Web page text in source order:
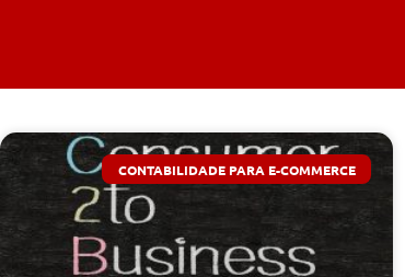
CONTABILIDADE PARA E-COMMERCE